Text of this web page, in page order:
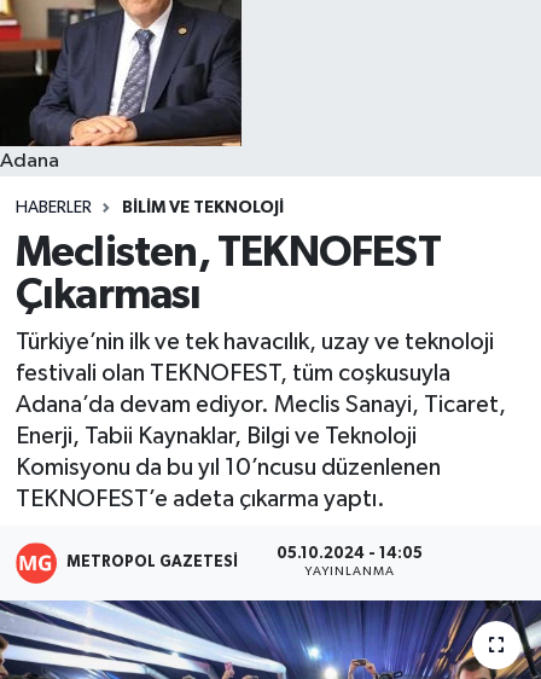
Adana
HABERLER BILIM VE TEKNOLOJI
Meclisten, TEKNOFEST
Çıkarması
Türkiye’nin ilk ve tek havacılık, uzay ve teknoloji
festivali olan TEKNOFEST, tüm coşkusuyla
Adana’da devam ediyor. Meclis Sanayi, Ticaret,
Enerji, Tabii Kaynaklar, Bilgi ve Teknoloji
Komisyonu da bu yıl 10’ncusu düzenlenen
TEKNOFEST’e adeta çıkarma yaptı.
METROPOL GAZETESI 05.10.2024 - 14:05
YAYINLANMA
Resmi İlanlar